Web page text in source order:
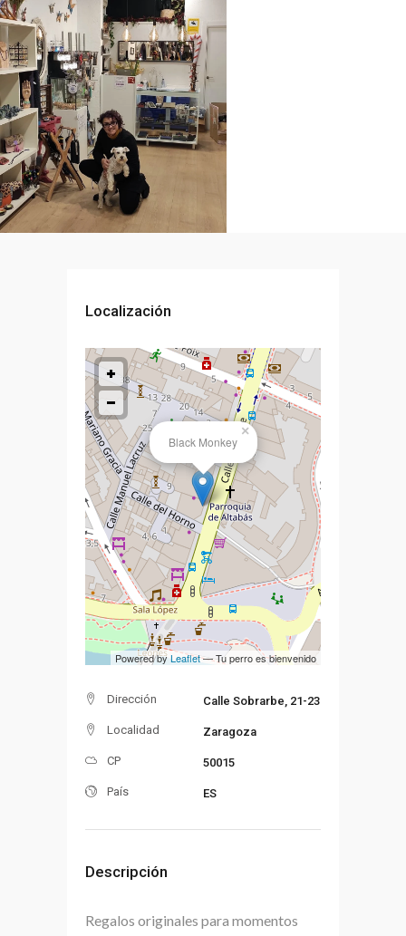
Localización
×
Black Monkey
Powered byLeaflet— Tu perro es bienvenido
Dirección Calle Sobrarbe, 21-23
Localidad Zaragoza
CP 50015
País ES
Descripción
Regalos originales para momentos